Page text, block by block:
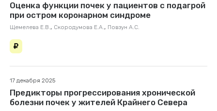
Оценка функции почек у пациентов с подагрой
при остром коронарном синдроме
Щемелева Е.В., Скородумова Е.А., Повзун А.С.
17 декабря 2025
Предикторы прогрессирования хронической
болезни почек у жителей Крайнего Севера